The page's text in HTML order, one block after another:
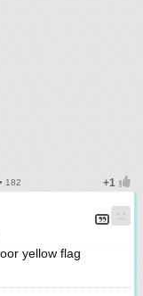
182
yellow flag